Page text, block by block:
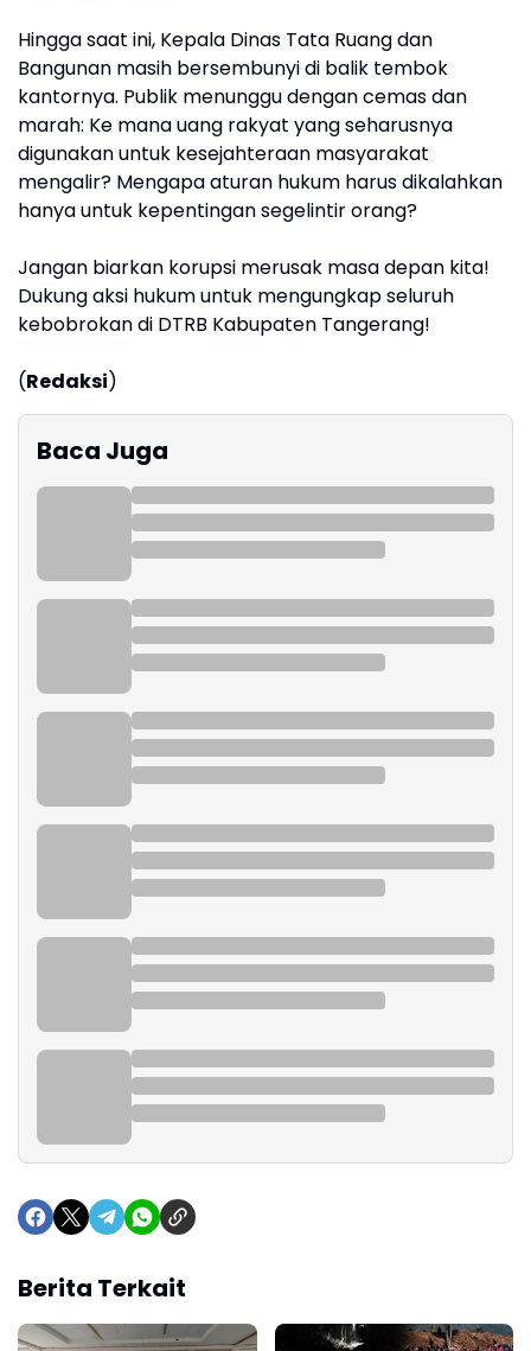
Hingga saat ini, Kepala Dinas Tata Ruang dan
Bangunan masih bersembunyi di balik tembok
kantornya. Publik menunggu dengan cemas dan
marah: Ke mana uang rakyat yang seharusnya
digunakan untuk kesejahteraan masyarakat
mengalir? Mengapa aturan hukum harus dikalahkan
hanya untuk kepentingan segelintir orang?
Jangan biarkan korupsi merusak masa depan kita!
Dukung aksi hukum untuk mengungkap seluruh
kebobrokan di DTRB Kabupaten Tangerang!
(Redaksi)
Baca Juga
Berita Terkait